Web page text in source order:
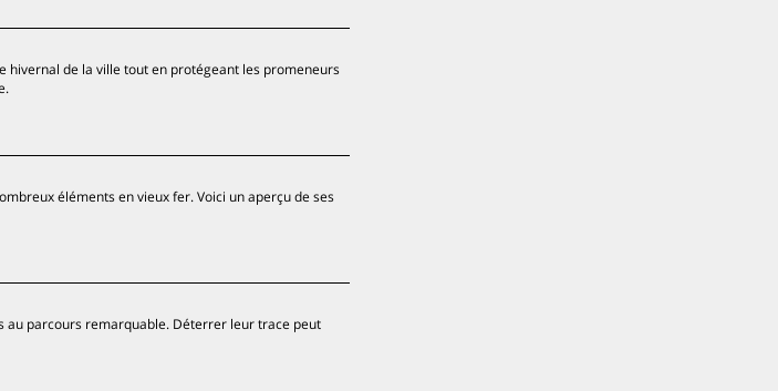
hivernal de la ville tout en protégeant les promeneurs
éléments en vieux fer. Voici un aperçu de ses
au parcours remarquable. Déterrer leur trace peut